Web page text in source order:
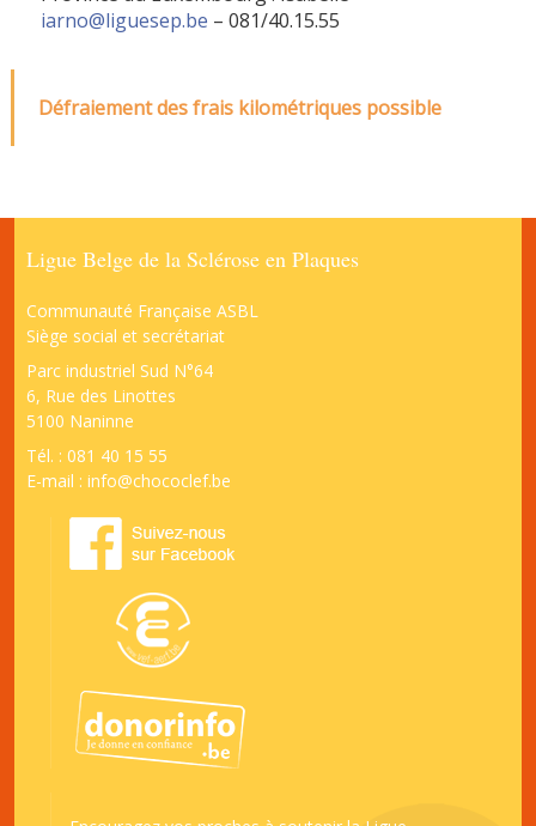
iarno@liguesep.be – 081/40.15.55
Défraiement des frais kilométriques possible
Ligue Belge de la Sclérose en Plaques
Communauté Française ASBL
Siège social et secrétariat
Parc industriel Sud N°64
6, Rue des Linottes
5100 Naninne
Tél. : 081 40 15 55
E-mail :info@chococlef.be